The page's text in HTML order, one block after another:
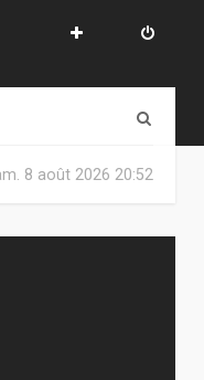
c
8 août 2026 20:52